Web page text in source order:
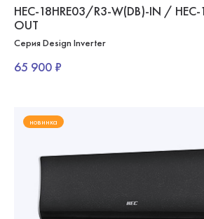
HEC-18HRE03/R3-W(DB)-IN /
OUT
Серия Design Inverter
65 900 ₽
новинка